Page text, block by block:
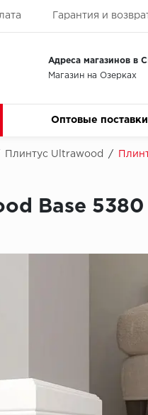
Гарантия и
Адреса магазинов в
Магазин на Озерках
Оптовые поставки
Плинтус Ultrawood /
Base 5380